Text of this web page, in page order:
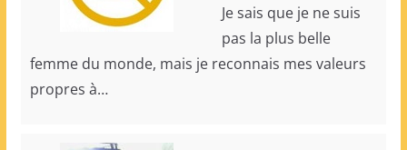
Je sais que je ne suis
pas la plus belle
femme du monde, mais je reconnais mes valeurs
propres à…